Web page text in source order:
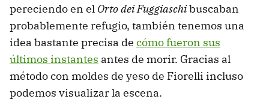
pereciendo en el Orto dei Fuggiaschibuscaban
probablemente refugio, también tenemos una
idea bastante precisa de cómo fueron sus
últimos instantes antes de morir. Gracias al
método con moldes de yeso de Fiorelli incluso
podemos visualizar la escena.